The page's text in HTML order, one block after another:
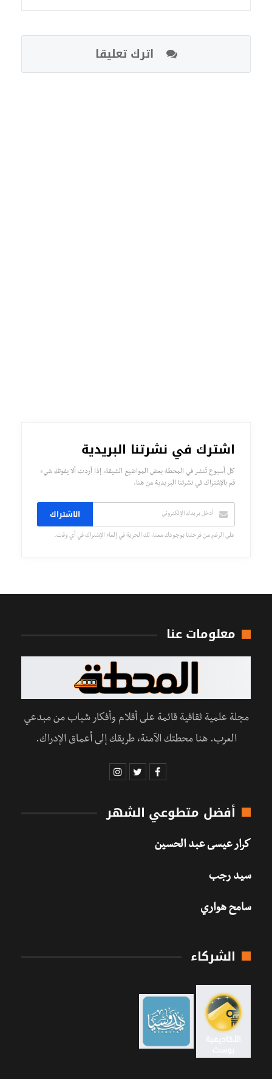
اترك تعليقا
اشترك في نشرتنا البريدية
كل أسبوع تُنشر في المحطة بعض المواضيع الشيقة، إذا أردت ألا يفوتك شيء
قم بالإشتراك في نشرتنا البريدية من هنا.
الاشتراك
على الرغم من فرحتنا بوجودك معنا، لك الحرية في إلغاء الإشتراك في أي وقت.
معلومات عنا
مجلة علمية ثقافية قائمة على أقلام وأفكار شباب من مبدعي
العرب. هنا محطتك الآمنة، طريقك إلى أعماق الإدراك.
أفضل متطوعي الشهر
كرار عيسى عبد الحسين
سيد رجب
سامح هواري
الشركاء